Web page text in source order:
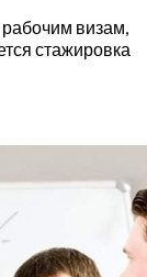
визам,
стажировка